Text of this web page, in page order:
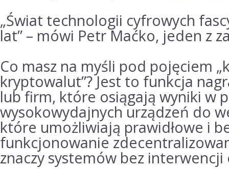
„Świat technologii cyfrowych
lat” – mówi Petr Maćko, jeden z
Co masz na myśli pod pojęciem
kryptowalut”?Jest to funkcja
lub firm, które osiągają wyniki w
wysokowydajnych urządzeń do
które umożliwiają prawidłowe i
funkcjonowanie
znaczy systemów bez